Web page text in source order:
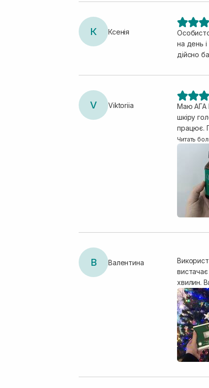
К Ксенія
на день
дійсно
V Viktoriia
Маю АГА
шкіру голови наразі щоденно. Це
працює.
область
Читать
В Валентина
хвилин.